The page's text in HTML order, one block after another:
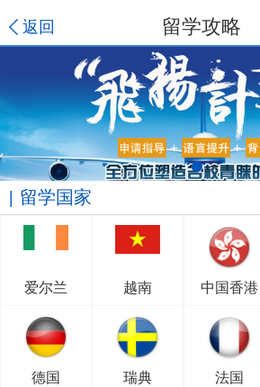
返回 留学攻略
留学国家
爱尔兰 越南 中国香港
德国 瑞典 法国